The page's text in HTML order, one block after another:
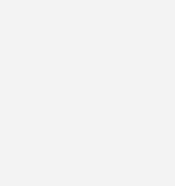
und anderen
Büros, Konferenzräume und
Sie bestehen
das in den Estrich eingebracht wird
integriert ist. So können mehrere
oder Netzwerkanschlüsse
Durch ihre vielfältige
sich die Bodentanks besonders für
der Industrie. Zu den Vorteilen